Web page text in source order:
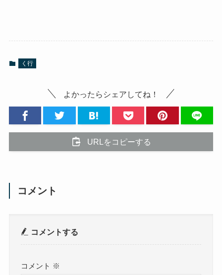
く行
よかったらシェアしてね！
URLをコピーする
コメント
コメントする
コメント ※